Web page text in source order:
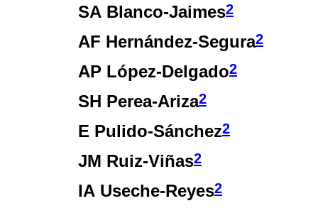
SA Blanco-Jaimes2
AF Hernández-Segura2
AP López-Delgado2
SH Perea-Ariza2
E Pulido-Sánchez2
JM Ruiz-Viñas2
IA Useche-Reyes2